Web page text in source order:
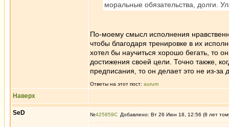
моральные обязательства, долги.
По-моему смысл исполнения
чтобы благодаря тренировке в их
хотел бы научиться хорошо бегать, то
достижения своей цели. Точно также,
предписания, то он делает это не из-за
Ответы на этот пост: aurum
Наверх
SeD №425859 Добавлено: Вт 26 Июн 18, 12:56 (8 лет